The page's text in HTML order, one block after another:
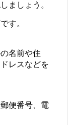
ましょう。
す。
名前や住
レスなどを
便番号、電